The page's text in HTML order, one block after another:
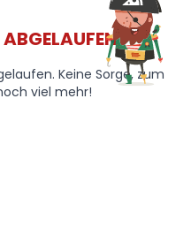
😞
Keine Sorge, zum
viel mehr!